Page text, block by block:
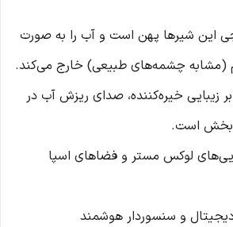
این شیرها پهن است و آب را به صورت
(مشابه چشمه‌های طبیعی) خارج می‌کند.
بر زیبایی خیره‌کننده، صدای ریزش آب در
است.
لوکس مستر و فضاهای اسپا